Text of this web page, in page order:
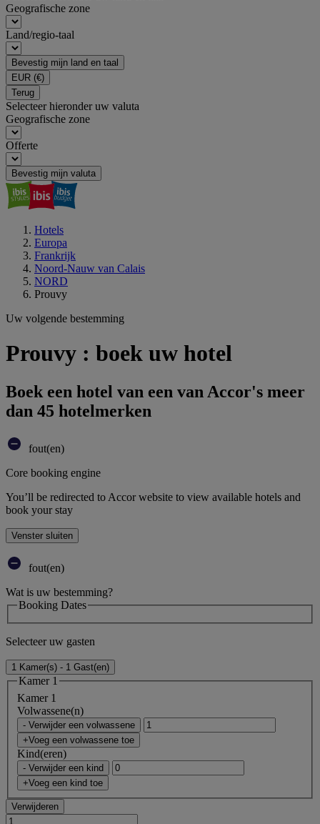
Geografische zone
Land/regio-taal
Bevestig mijn land en taal
EUR (€)
Terug
Selecteer hieronder uw valuta
Geografische zone
Offerte
Bevestig mijn valuta
Hotels
Europa
Frankrijk
Noord-Nauw van Calais
NORD
Prouvy
Uw volgende bestemming
Prouvy : boek uw hotel
Boek een hotel van een van Accor's meer
dan 45 hotelmerken
fout(en)
Core booking engine
You’ll be redirected to Accor website to view available hotels and
book your stay
Venster sluiten
fout(en)
Wat is uw bestemming?
Booking Dates
Selecteer uw gasten
1 Kamer(s) - 1 Gast(en)
Kamer 1
Kamer 1
Volwassene(n)
- Verwijder een volwassene
+Voeg een volwassene toe
Kind(eren)
- Verwijder een kind
+Voeg een kind toe
Verwijderen